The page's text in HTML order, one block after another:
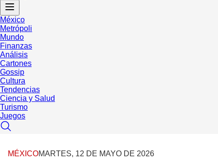
México
Metrópoli
Mundo
Finanzas
Análisis
Cartones
Gossip
Cultura
Tendencias
Ciencia y Salud
Turismo
Juegos
MÉXICOMARTES, 12 DE MAYO DE 2026